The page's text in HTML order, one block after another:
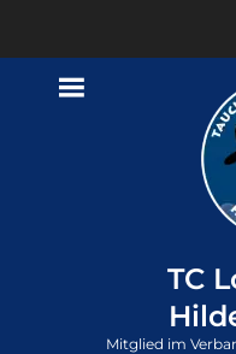
TC
Mitglied im